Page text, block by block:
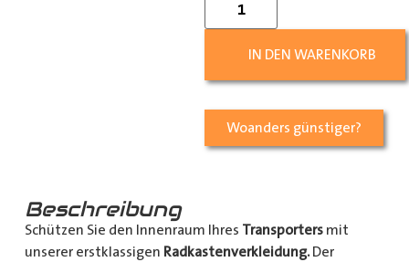
IN DEN WARENKORB
Woanders günstiger?
Beschreibung
Schützen Sie den Innenraum Ihres Transportersmit
unserer erstklassigen Radkastenverkleidung.Der